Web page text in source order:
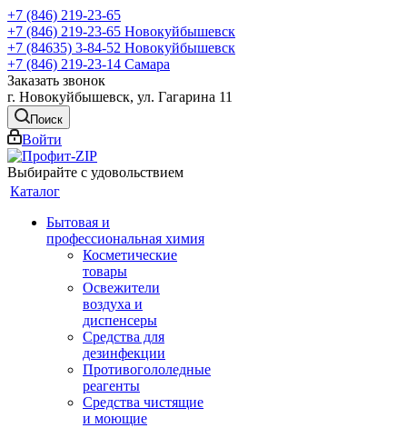
+7 (846) 219-23-65
+7 (846) 219-23-65 Новокуйбышевск
+7 (84635) 3-84-52 Новокуйбышевск
+7 (846) 219-23-14 Самара
Заказать звонок
г. Новокуйбышевск, ул. Гагарина 11
Поиск
Войти
Выбирайте с удовольствием
Каталог
Бытовая и
профессиональная химия
Косметические
товары
Освежители
воздуха и
диспенсеры
Средства для
дезинфекции
Противогололедные
реагенты
Средства чистящие
и моющие